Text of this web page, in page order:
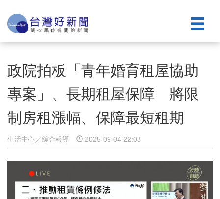
政院拍板「青年婚育租屋協助
專案」、長期租屋保障 將限
制房租漲幅、保障最短租期
生活中心／綜合報導 2025-09-04 22:08